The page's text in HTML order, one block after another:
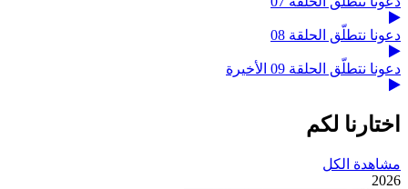
دعونا نتطلّق الحلقة 08
دعونا نتطلّق الحلقة 09 الأخيرة
اختارنا لكم
مشاهدة الكل
2026